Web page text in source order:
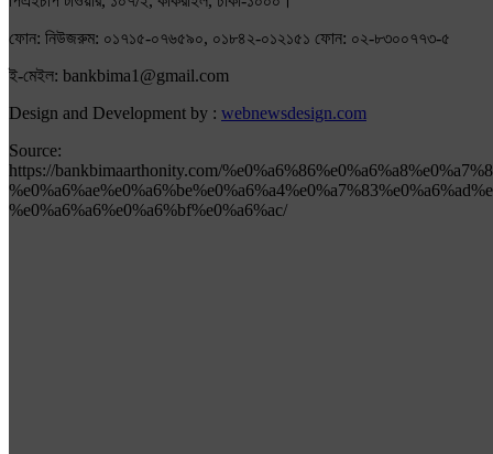
ফোন: নিউজরুম: ০১৭১৫-০৭৬৫৯০, ০১৮৪২-০১২১৫১ ফোন: ০২-৮৩০০৭৭৩-৫
ই-মেইল: bankbima1@gmail.com
Design and Development by : webnewsdesign.com
Source:
https://bankbimaarthonity.com/
%e0%a6%a6%e0%a6%bf%e0%a6%ac/